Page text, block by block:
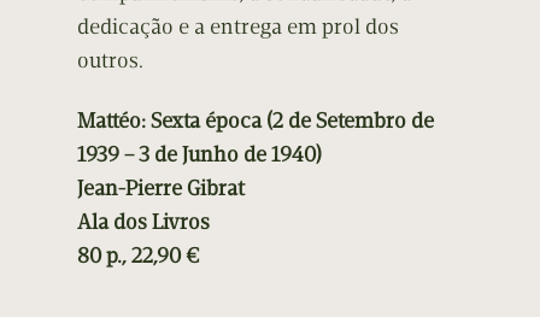
dedicação e a entrega em prol dos
outros.
Mattéo: Sexta época (2 de Setembro de
1939 – 3 de Junho de 1940)
Jean-Pierre Gibrat
Ala dos Livros
80 p., 22,90 €